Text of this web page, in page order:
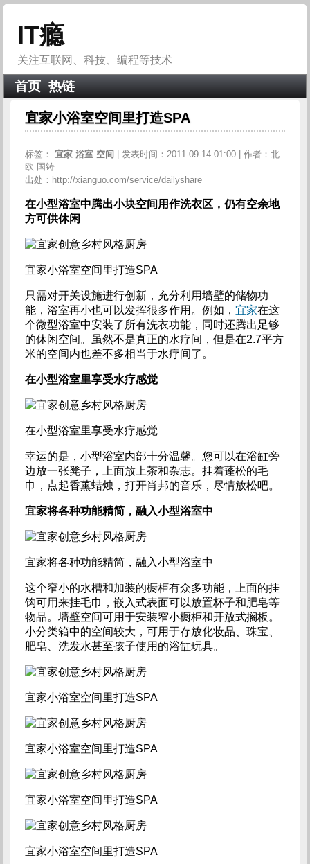
IT瘾
关注互联网、科技、编程等技术
首页 热链
宜家小浴室空间里打造SPA
标签： 宜家 浴室 空间
| 发表时间：2011-09-14 01:00 | 作者：北
欧 国铸
出处：http://xianguo.com/service/dailyshare
在小型浴室中腾出小块空间用作洗衣区，仍有空余地
方可供休闲
宜家小浴室空间里打造SPA
只需对开关设施进行创新，充分利用墙壁的储物功
能，浴室再小也可以发挥很多作用。例如， 宜家在这
个微型浴室中安装了所有洗衣功能，同时还腾出足够
的休闲空间。虽然不是真正的水疗间，但是在2.7平方
米的空间内也差不多相当于水疗间了。
在小型浴室里享受水疗感觉
在小型浴室里享受水疗感觉
幸运的是，小型浴室内部十分温馨。您可以在浴缸旁
边放一张凳子，上面放上茶和杂志。挂着蓬松的毛
巾，点起香薰蜡烛，打开肖邦的音乐，尽情放松吧。
宜家将各种功能精简，融入小型浴室中
宜家将各种功能精简，融入小型浴室中
这个窄小的水槽和加装的橱柜有众多功能，上面的挂
钩可用来挂毛巾，嵌入式表面可以放置杯子和肥皂等
物品。墙壁空间可用于安装窄小橱柜和开放式搁板。
小分类箱中的空间较大，可用于存放化妆品、珠宝、
肥皂、洗发水甚至孩子使用的浴缸玩具。
宜家小浴室空间里打造SPA
宜家小浴室空间里打造SPA
宜家小浴室空间里打造SPA
宜家小浴室空间里打造SPA